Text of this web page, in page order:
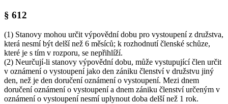
§ 612
(1) Stanovy mohou určit výpovědní dobu pro vystoupení z družstva,
která nesmí být delší než 6 měsíců; k rozhodnutí členské schůze,
které je s tím v rozporu, se nepřihlíží.
(2) Neurčují-li stanovy výpovědní dobu, může vystupující člen určit
v oznámení o vystoupení jako den zániku členství v družstvu jiný
den, než je den doručení oznámení o vystoupení. Mezi dnem
doručení oznámení o vystoupení a dnem zániku členství určeným v
oznámení o vystoupení nesmí uplynout doba delší než 1 rok.